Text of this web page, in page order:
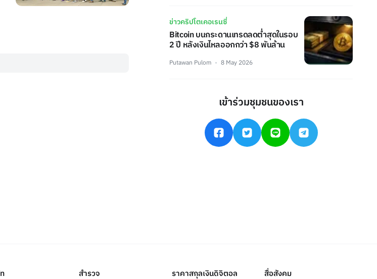
ข่าวคริปโตเคอเรนซี่
Bitcoin บนกระดานเทรดลดต่ำสุดในรอบ
2 ปี หลังเงินไหลออกกว่า $8 พันล้าน
Putawan Pulom 8 May 2026
เข้าร่วมชุมชนของเรา
สำรวจ ราคาสกุลเงินดิจิตอล สื่อสังคม